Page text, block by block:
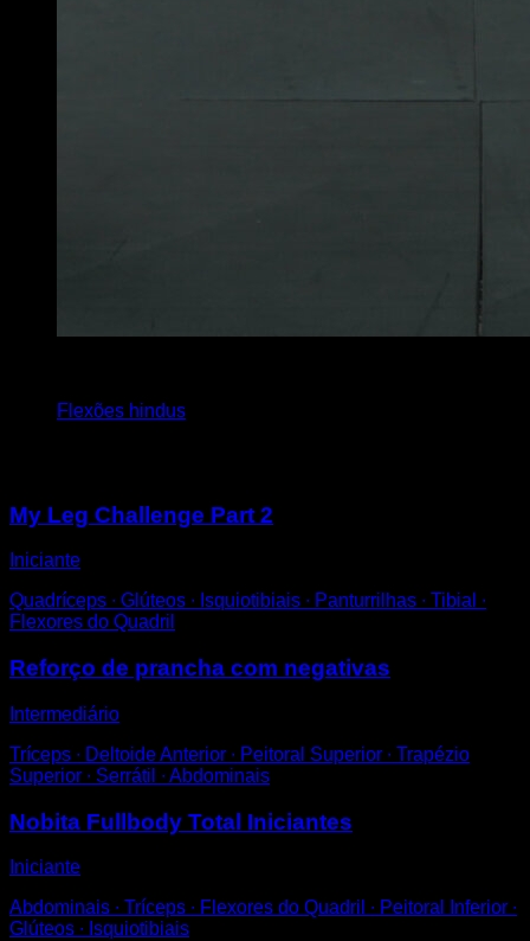
Flexões hindus
My Leg Challenge Part 2
Iniciante
Quadríceps ∙ Glúteos ∙ Isquiotibiais ∙ Panturrilhas ∙ Tibial ∙
Flexores do Quadril
Reforço de prancha com negativas
Intermediário
Tríceps ∙ Deltoide Anterior ∙ Peitoral Superior ∙ Trapézio
Superior ∙ Serrátil ∙ Abdominais
Nobita Fullbody Total Iniciantes
Iniciante
Abdominais ∙ Tríceps ∙ Flexores do Quadril ∙ Peitoral Inferior ∙
Glúteos ∙ Isquiotibiais